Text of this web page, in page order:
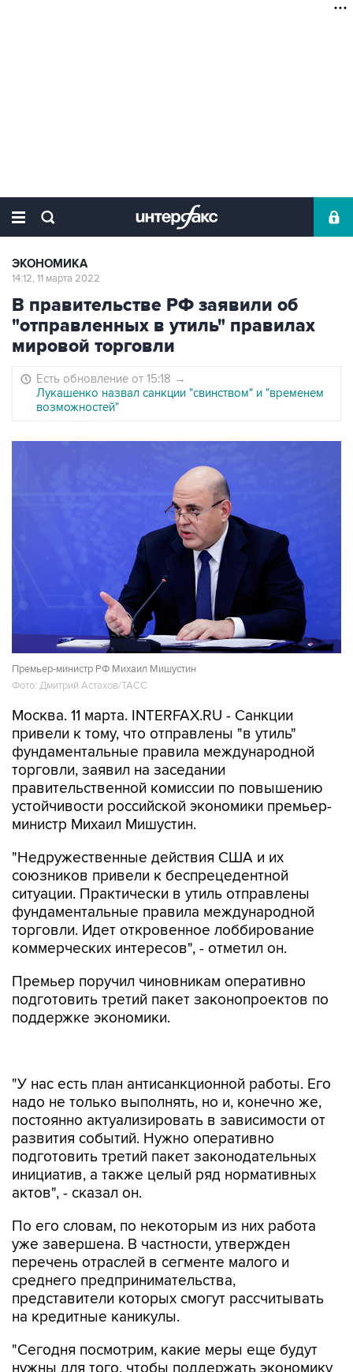
ЭКОНОМИКА
14:12, 11 марта 2022
В правительстве РФ заявили об
"отправленных в утиль" правилах
мировой торговли
Есть обновление от 15:18 →
Лукашенко назвал санкции "свинством" и "временем
возможностей"
Премьер-министр РФ Михаил Мишустин
Фото: Дмитрий Астахов/ТАСС
Москва. 11 марта. INTERFAX.RU - Санкции
привели к тому, что отправлены "в утиль"
фундаментальные правила международной
торговли, заявил на заседании
правительственной комиссии по повышению
устойчивости российской экономики премьер-
министр Михаил Мишустин.
"Недружественные действия США и их
союзников привели к беспрецедентной
ситуации. Практически в утиль отправлены
фундаментальные правила международной
торговли. Идет откровенное лоббирование
коммерческих интересов", - отметил он.
Премьер поручил чиновникам оперативно
подготовить третий пакет законопроектов по
поддержке экономики.
постоянно актуализировать в зависимости от
развития событий. Нужно оперативно
подготовить третий пакет законодательных
инициатив, а также целый ряд нормативных
актов", - сказал он.
По его словам, по некоторым из них работа
перечень отраслей в сегменте малого и
среднего предпринимательства,
представители которых смогут рассчитывать
на кредитные каникулы.
"Сегодня посмотрим, какие меры еще будут
и наших граждан", - сказал Мишустин.